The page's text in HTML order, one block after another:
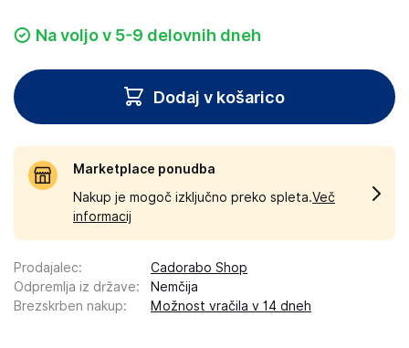
Na voljo v 5-9 delovnih dneh
Dodaj v košarico
Marketplace ponudba
Nakup je mogoč izključno preko spleta.Več
informacij
Prodajalec:
Cadorabo Shop
Odpremlja iz države:
Nemčija
Brezskrben nakup: Možnost vračila v 14 dneh